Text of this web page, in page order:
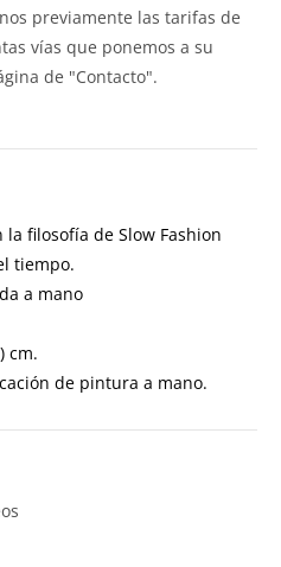
previamente las tarifas de
vías que ponemos a su
de "Contacto".
la filosofía de Slow Fashion
tiempo.
a mano
cm.
de pintura a mano.